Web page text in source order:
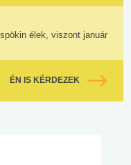
élek, viszont január
ÉN IS KÉRDEZEK